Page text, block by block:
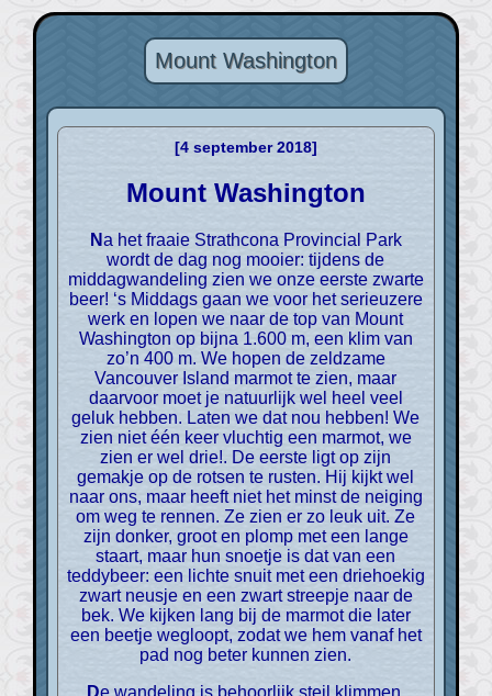
Mount Washington
[4 september 2018]
Mount Washington
Na het fraaie Strathcona Provincial Park
wordt de dag nog mooier: tijdens de
middagwandeling zien we onze eerste zwarte
beer! ‘s Middags gaan we voor het serieuzere
werk en lopen we naar de top van Mount
Washington op bijna 1.600 m, een klim van
zo’n 400 m. We hopen de zeldzame
Vancouver Island marmot te zien, maar
daarvoor moet je natuurlijk wel heel veel
geluk hebben. Laten we dat nou hebben! We
zien niet één keer vluchtig een marmot, we
zien er wel drie!. De eerste ligt op zijn
gemakje op de rotsen te rusten. Hij kijkt wel
naar ons, maar heeft niet het minst de neiging
om weg te rennen. Ze zien er zo leuk uit. Ze
zijn donker, groot en plomp met een lange
staart, maar hun snoetje is dat van een
teddybeer: een lichte snuit met een driehoekig
zwart neusje en een zwart streepje naar de
bek. We kijken lang bij de marmot die later
een beetje wegloopt, zodat we hem vanaf het
pad nog beter kunnen zien.
De wandeling is behoorlijk steil klimmen,